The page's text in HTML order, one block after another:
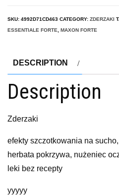
SKU: 4992D71CD463 CATEGORY: ZDERZAKI
ESSENTIALE FORTE
MAXON FORTE
DESCRIPTION
Description
Zderzaki
efekty szczotkowania na
herbata pokrzywa, nużeniec
leki bez recepty
yyyyy